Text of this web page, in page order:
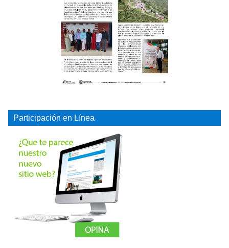
Participación en Línea